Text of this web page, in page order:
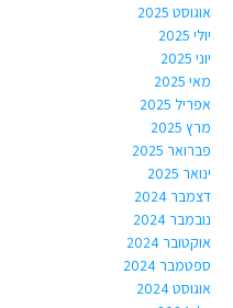
אוגוסט 2025
יולי 2025
יוני 2025
מאי 2025
אפריל 2025
מרץ 2025
פברואר 2025
ינואר 2025
דצמבר 2024
נובמבר 2024
אוקטובר 2024
ספטמבר 2024
אוגוסט 2024